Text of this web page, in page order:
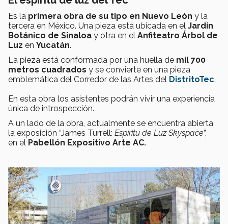
Es la primera obra de su tipo en Nuevo León y la
tercera en México. Una pieza está ubicada en el Jardín
Botánico de Sinaloa y otra en el Anfiteatro Árbol de
Luz en Yucatán.
La pieza está conformada por una huella de mil 700
metros cuadrados y se convierte en una pieza
emblemática del Corredor de las Artes del DistritoTec.
En esta obra los asistentes podrán vivir una experiencia
única de introspección.
A un lado de la obra, actualmente se encuentra abierta
la exposición “James Turrell: Espíritu de Luz Skyspace”,
en el Pabellón Expositivo Arte AC.